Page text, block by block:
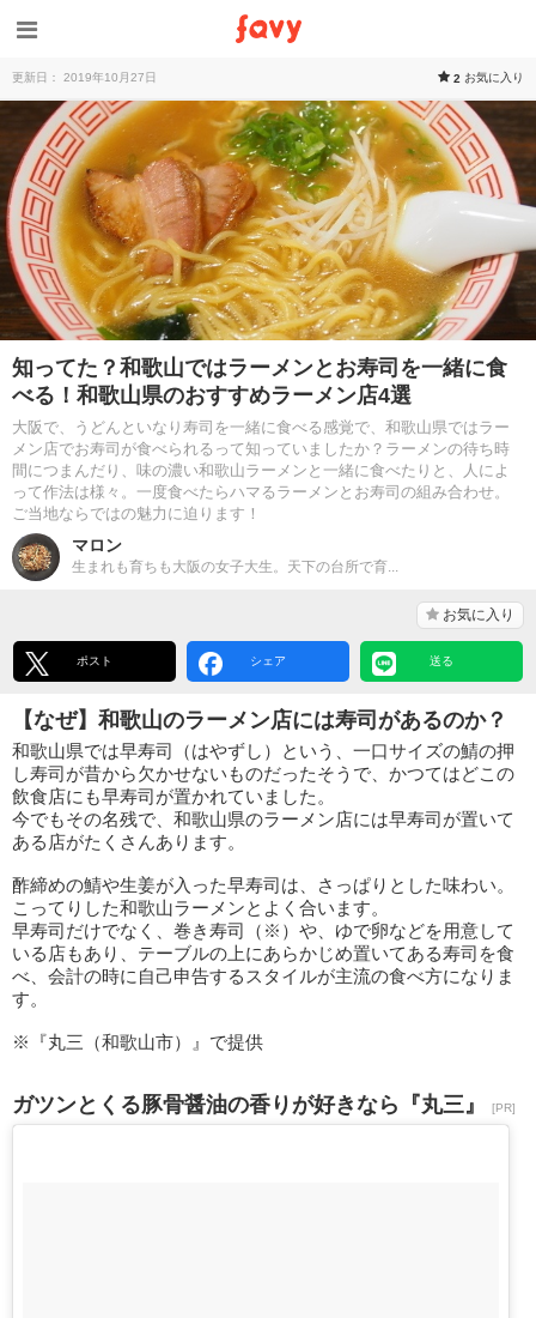
更新日： 2019年10月27日 2 お気に入り
知ってた？和歌山ではラーメンとお寿司を一緒に食
べる！和歌山県のおすすめラーメン店4選
大阪で、うどんといなり寿司を一緒に食べる感覚で、和歌山県ではラー
メン店でお寿司が食べられるって知っていましたか？ラーメンの待ち時
間につまんだり、味の濃い和歌山ラーメンと一緒に食べたりと、人によ
って作法は様々。一度食べたらハマるラーメンとお寿司の組み合わせ。
ご当地ならではの魅力に迫ります！
マロン
生まれも育ちも大阪の女子大生。天下の台所で育...
お気に入り
ポスト シェア 送る
【なぜ】和歌山のラーメン店には寿司があるのか？
和歌山県では早寿司（はやずし）という、一口サイズの鯖の押
し寿司が昔から欠かせないものだったそうで、かつてはどこの
飲食店にも早寿司が置かれていました。
今でもその名残で、和歌山県のラーメン店には早寿司が置いて
ある店がたくさんあります。
酢締めの鯖や生姜が入った早寿司は、さっぱりとした味わい。
こってりした和歌山ラーメンとよく合います。
早寿司だけでなく、巻き寿司（※）や、ゆで卵などを用意して
いる店もあり、テーブルの上にあらかじめ置いてある寿司を食
べ、会計の時に自己申告するスタイルが主流の食べ方になりま
す。
※『丸三（和歌山市）』で提供
ガツンとくる豚骨醤油の香りが好きなら『丸三』 [PR]